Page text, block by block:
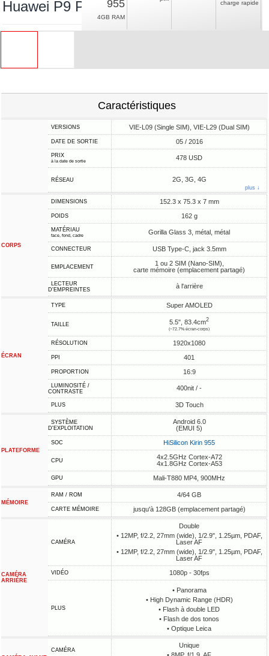
Huawei P9 Plus
955
4GB RAM
charge rapide
Caractéristiques
VERSIONS VIE-L09 (Single SIM), VIE-L29 (Dual SIM)
DATE DE SORTIE 05 / 2016
PRIX
à la date de sortie 478 USD
RÉSEAU 2G, 3G, 4G
plus ↓
CORPS
DIMENSIONS 152.3 x 75.3 x 7 mm
POIDS 162 g
MATÉRIAU
face, fond, cadre Gorilla Glass 3, métal, métal
CONNECTEUR USB Type-C, jack 3.5mm
EMPLACEMENT
1 ou 2 SIM (Nano-SIM),
carte mémoire (emplacement partagé)
LECTEUR
D'EMPREINTES
à l'arrière
ÉCRAN
TYPE Super AMOLED
TAILLE 5.5", 83.4cm2
(~72.7% écran-corps)
RÉSOLUTION 1920x1080
PPI 401
PROPORTION 16:9
LUMINOSITÉ /
CONTRASTE
400nit / -
PLUS 3D Touch
PLATEFORME
SYSTÈME
D'EXPLOITATION
Android 6.0
(EMUI 5)
SOC HiSilicon Kirin 955
CPU
4x2.5GHz Cortex-A72
4x1.8GHz Cortex-A53
GPU Mali-T880 MP4, 900MHz
MÉMOIRE
RAM / ROM 4/64 GB
CARTE MÉMOIRE jusqu'à 128GB (emplacement partagé)
CAMÉRA
ARRIÈRE
CAMÉRA
Double
• 12MP, f/2.2, 27mm (wide), 1/2.9", 1.25µm, PDAF,
Laser AF
• 12MP, f/2.2, 27mm (wide), 1/2.9", 1.25µm, PDAF,
Laser AF
VIDÉO 1080p - 30fps
PLUS
• Panorama
• High Dynamic Range (HDR)
• Flash à double LED
• Flash de dos tonos
• Optique Leica
CAMÉRA
Unique